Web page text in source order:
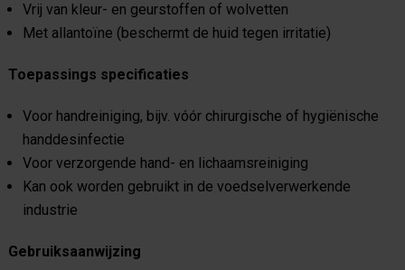
Vrij van kleur- en geurstoffen of wolvetten
Met allantoïne (beschermt de huid tegen irritatie)
Toepassings specificaties
Voor handreiniging, bijv. vóór chirurgische of hygiënische
handdesinfectie
Voor verzorgende hand- en lichaamsreiniging
Kan ook worden gebruikt in de voedselverwerkende
industrie
Gebruiksaanwijzing